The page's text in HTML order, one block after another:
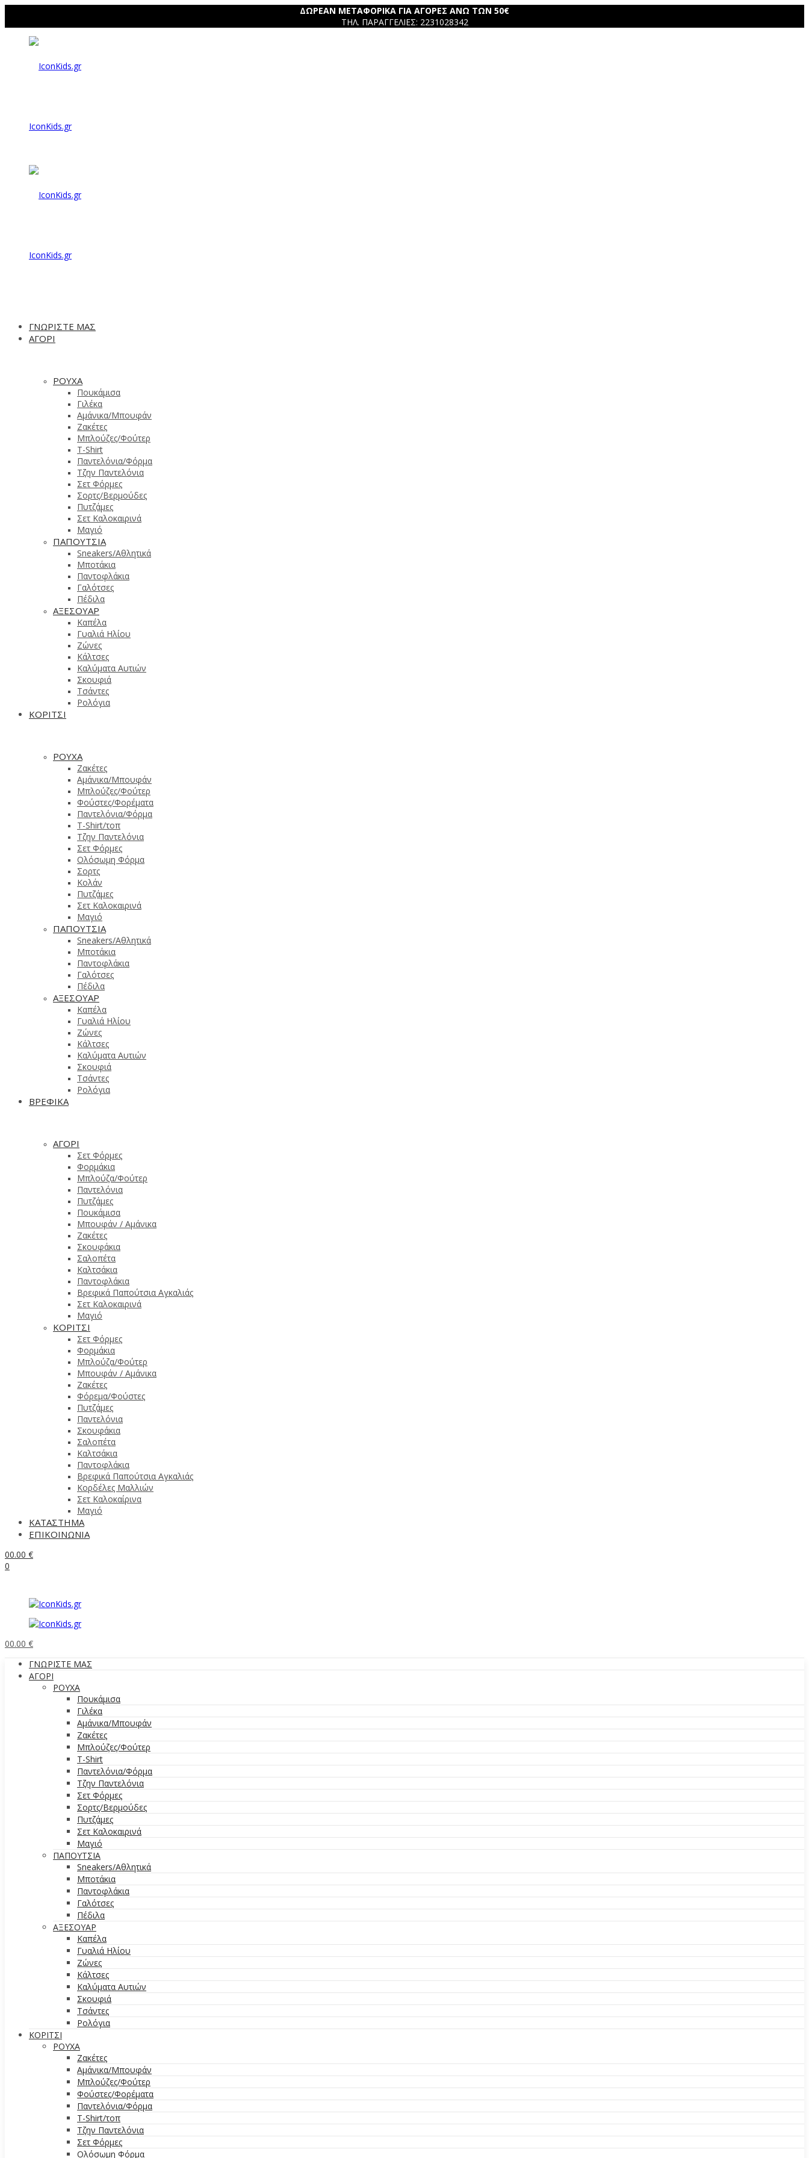
ΔΩΡΕΑΝ ΜΕΤΑΦΟΡΙΚΑ ΓΙΑ ΑΓΟΡΕΣ ΑΝΩ ΤΩΝ 50€
ΤΗΛ. ΠΑΡΑΓΓΕΛΙΕΣ: 2231028342
IconKids.gr
IconKids.gr
ΓΝΩΡΙΣΤΕ ΜΑΣ
ΑΓΟΡΙ
ΡΟΥΧΑ
Πουκάμισα
Γιλέκα
Αμάνικα/Μπουφάν
Ζακέτες
Μπλούζες/Φούτερ
T-Shirt
Παντελόνια/Φόρμα
Τζην Παντελόνια
Σετ Φόρμες
Σορτς/Βερμούδες
Πυτζάμες
Σετ Καλοκαιρινά
Μαγιό
ΠΑΠΟΥΤΣΙΑ
Sneakers/Aθλητικά
Μποτάκια
Παντοφλάκια
Γαλότσες
Πέδιλα
ΑΞΕΣΟΥΑΡ
Καπέλα
Γυαλιά Ηλίου
Ζώνες
Κάλτσες
Καλύματα Αυτιών
Σκουφιά
Τσάντες
Ρολόγια
ΚΟΡΙΤΣΙ
ΡΟΥΧΑ
Ζακέτες
Αμάνικα/Μπουφάν
Μπλούζες/Φούτερ
Φούστες/Φορέματα
Παντελόνια/Φόρμα
T-Shirt/τοπ
Τζην Παντελόνια
Σετ Φόρμες
Ολόσωμη Φόρμα
Σορτς
Κολάν
Πυτζάμες
Σετ Καλοκαιρινά
Μαγιό
ΠΑΠΟΥΤΣΙΑ
Sneakers/Αθλητικά
Μποτάκια
Παντοφλάκια
Γαλότσες
Πέδιλα
ΑΞΕΣΟΥΑΡ
Καπέλα
Γυαλιά Ηλίου
Ζώνες
Κάλτσες
Καλύματα Αυτιών
Σκουφιά
Τσάντες
Ρολόγια
ΒΡΕΦΙΚΑ
ΑΓΟΡΙ
Σετ Φόρμες
Φορμάκια
Μπλούζα/Φούτερ
Παντελόνια
Πυτζάμες
Πουκάμισα
Μπουφάν / Αμάνικα
Ζακέτες
Σκουφάκια
Σαλοπέτα
Καλτσάκια
Παντοφλάκια
Βρεφικά Παπούτσια Αγκαλιάς
Σετ Καλοκαιρινά
Μαγιό
ΚΟΡΙΤΣΙ
Σετ Φόρμες
Φορμάκια
Μπλούζα/Φούτερ
Μπουφάν / Αμάνικα
Ζακέτες
Φόρεμα/Φούστες
Πυτζάμες
Παντελόνια
Σκουφάκια
Σαλοπέτα
Καλτσάκια
Παντοφλάκια
Βρεφικά Παπούτσια Αγκαλιάς
Κορδέλες Μαλλιών
Σετ Καλοκαίρινα
Μαγιό
ΚΑΤΑΣΤΗΜΑ
ΕΠΙΚΟΙΝΩΝΙΑ
00.00 €
0
00.00 €
ΓΝΩΡΙΣΤΕ ΜΑΣ
ΑΓΟΡΙ
ΡΟΥΧΑ
Πουκάμισα
Γιλέκα
Αμάνικα/Μπουφάν
Ζακέτες
Μπλούζες/Φούτερ
T-Shirt
Παντελόνια/Φόρμα
Τζην Παντελόνια
Σετ Φόρμες
Σορτς/Βερμούδες
Πυτζάμες
Σετ Καλοκαιρινά
Μαγιό
ΠΑΠΟΥΤΣΙΑ
Sneakers/Aθλητικά
Μποτάκια
Παντοφλάκια
Γαλότσες
Πέδιλα
ΑΞΕΣΟΥΑΡ
Καπέλα
Γυαλιά Ηλίου
Ζώνες
Κάλτσες
Καλύματα Αυτιών
Σκουφιά
Τσάντες
Ρολόγια
ΚΟΡΙΤΣΙ
ΡΟΥΧΑ
Ζακέτες
Αμάνικα/Μπουφάν
Μπλούζες/Φούτερ
Φούστες/Φορέματα
Παντελόνια/Φόρμα
T-Shirt/τοπ
Τζην Παντελόνια
Σετ Φόρμες
Ολόσωμη Φόρμα